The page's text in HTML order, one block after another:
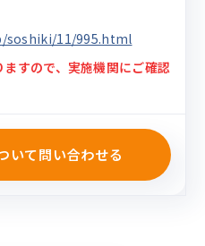
soshiki/11/995.html
すので、実施機関にご確認
いて問い合わせる